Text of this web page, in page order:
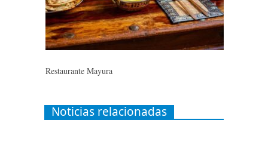
Restaurante Mayura
Noticias relacionadas